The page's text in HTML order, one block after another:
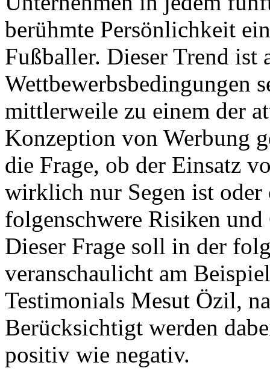
berühmte Persönlichkeit
Fußballer. Dieser Trend ist
Wettbewerbsbedingungen
mittlerweile zu einem der
Konzeption von Werbung
die Frage, ob der Einsatz
wirklich nur Segen ist oder
folgenschwere Risiken
Dieser Frage soll in der
veranschaulicht am
Testimonials Mesut Özil,
Berücksichtigt werden
positiv wie negativ.